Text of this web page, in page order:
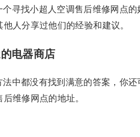
个寻找小超人空调售后维修网点
人分享过他们的经验和建议。
电器商店
法中都没有找到满意的答案，你
维修网点的地址。